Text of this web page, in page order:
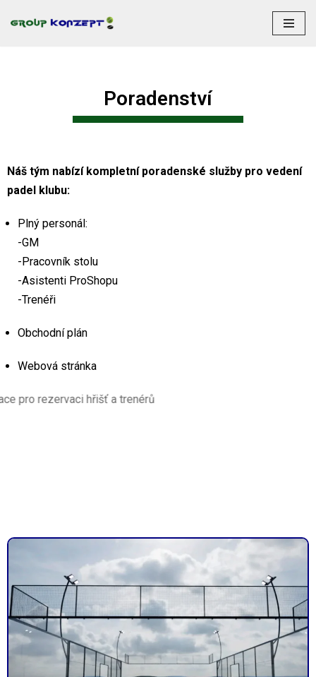
Poradenství
Náš tým nabízí kompletní poradenské služby pro vedení
padel klubu:
Plný personál:
-GM
-Pracovník stolu
-Asistenti ProShopu
-Trenéři
Obchodní plán
Webová stránka
aplikace pro rezervaci hřišť a trenérů